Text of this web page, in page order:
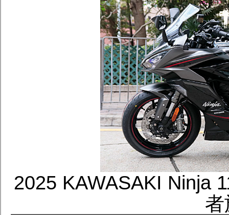
2025 KAWASAKI Ninja